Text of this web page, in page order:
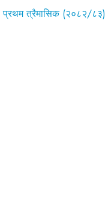
प्रथम त्रैमासिक (२०८२/८३)